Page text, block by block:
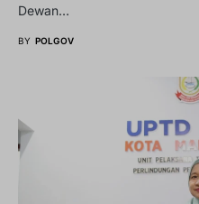
Dewan…
BY POLGOV